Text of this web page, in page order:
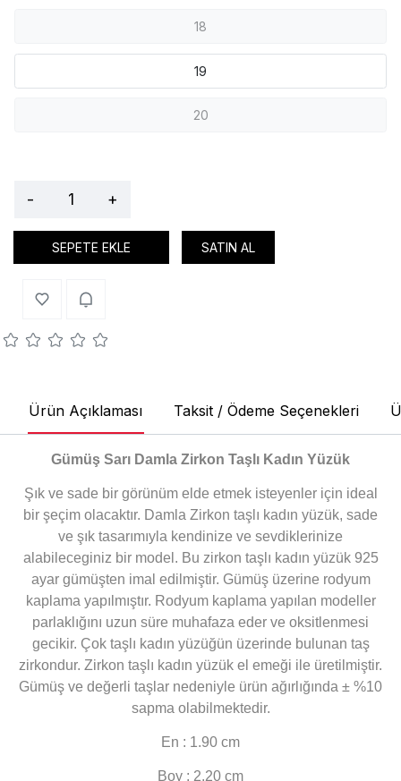
18
19
20
- +
SEPETE EKLE SATIN AL
Ürün Açıklaması Taksit / Ödeme Seçenekleri
Gümüş Sarı Damla Zirkon Taşlı Kadın Yüzük
Şık ve sade bir görünüm elde etmek isteyenler için ideal
bir şeçim olacaktır. Damla Zirkon taşlı kadın yüzük, sade
ve şık tasarımıyla kendinize ve sevdiklerinize
alabileceginiz bir model. Bu zirkon taşlı kadın yüzük 925
ayar gümüşten imal edilmiştir. Gümüş üzerine rodyum
kaplama yapılmıştır. Rodyum kaplama yapılan modeller
parlaklığını uzun süre muhafaza eder ve oksitlenmesi
gecikir. Çok taşlı kadın yüzüğün üzerinde bulunan taş
zirkondur. Zirkon taşlı kadın yüzük el emeği ile üretilmiştir.
Gümüş ve değerli taşlar nedeniyle ürün ağırlığında ± %10
sapma olabilmektedir.
En : 1.90 cm
Boy : 2.20 cm